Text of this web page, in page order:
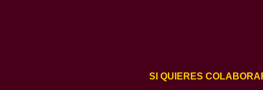
SI QUIERES